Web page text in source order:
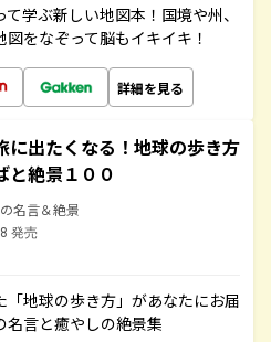
学ぶ新しい地図本！国境や州、
をなぞって脳もイキイキ！
詳細を見る
に出たくなる！地球の歩き方
と絶景１００
名言＆絶景
発売
地球の歩き方」があなたにお届
名言と癒やしの絶景集